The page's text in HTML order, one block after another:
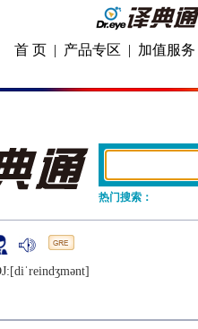
首 页 | 产品专区 | 加值服务
热门搜索：